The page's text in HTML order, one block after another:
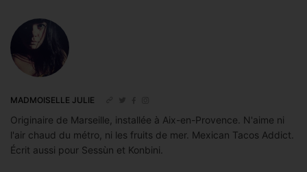
MADMOISELLE JULIE
Originaire de Marseille, installée à Aix-en-Provence. N'aime ni
l'air chaud du métro, ni les fruits de mer. Mexican Tacos Addict.
Écrit aussi pour Sessùn et Konbini.